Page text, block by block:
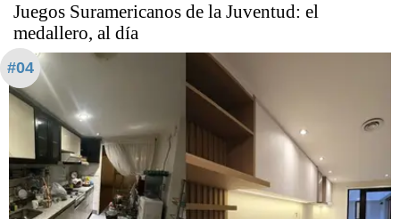
Juegos Suramericanos de la Juventud: el
medallero, al día
#04